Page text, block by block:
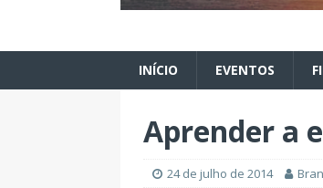
INÍCIO EVENTOS
Aprender a
24 de julho de 2014